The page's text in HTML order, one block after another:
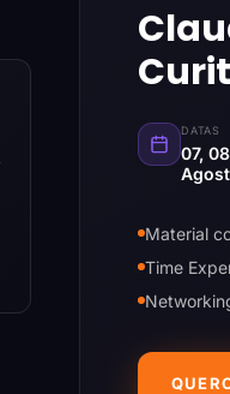
DATAS
07,
Material
Time